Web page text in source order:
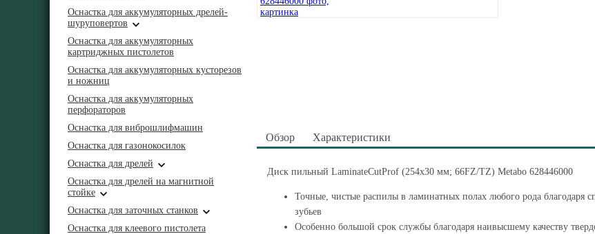
Оснастка для аккумуляторных дрелей-
шуруповертов
Оснастка для аккумуляторных
картриджных пистолетов
Оснастка для аккумуляторных кусторезов
и ножниц
Оснастка для аккумуляторных
перфораторов
Оснастка для виброшлифмашин
Оснастка для газонокосилок
Оснастка для дрелей
Оснастка для дрелей на магнитной
стойке
Оснастка для заточных станков
Оснастка для клеевого пистолета
Обзор Характеристики
Диск пильный LaminateCutProf (254x30 мм; 66FZ/TZ) Metabo 628446000
Точные, чистые распилы в ламинатных полах любого рода благодаря
зубьев
Особенно большой срок службы благодаря наивысшему качеству